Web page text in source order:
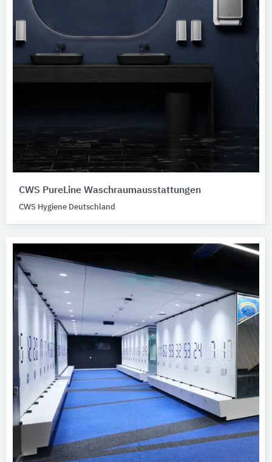
CWS PureLine Waschraumausstattungen
CWS Hygiene Deutschland